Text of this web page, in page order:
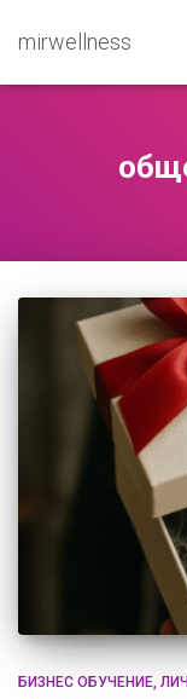
mirwellness
БИЗНЕС ОБУЧЕНИЕ